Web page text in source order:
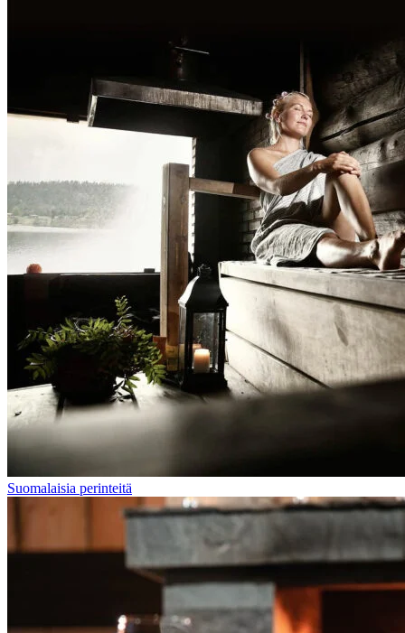
Suomalaisia perinteitä